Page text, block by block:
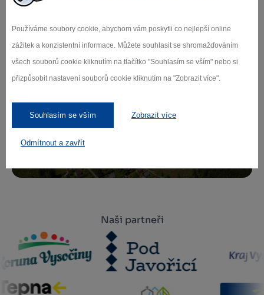
Používáme soubory cookie, abychom vám poskytli co nejlepší online
zážitek a konzistentní informace. Můžete souhlasit se shromažďováním
všech souborů cookie kliknutím na tlačítko "Souhlasím se vším" nebo si
přizpůsobit nastavení souborů cookie kliknutím na "Zobrazit více".
Souhlasím se vším Zobrazit více
Odmítnout a zavřít
Přihlaste se k odběru našeho newsletteru
o novinkách.
Záleží nám na ochraně osobních údajů.
Odebírat
Naši partneři